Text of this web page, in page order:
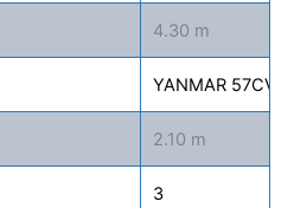
4.30 m
YANMAR 57CV
2.10 m
3